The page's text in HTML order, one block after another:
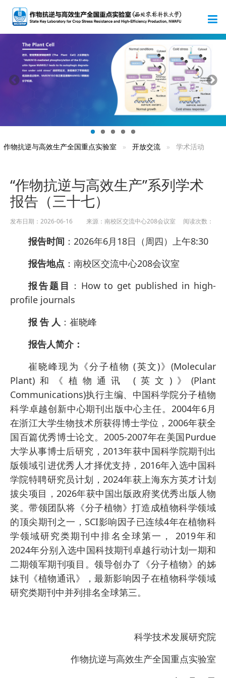
作物抗逆与高效生产全国重点实验室 开放交流 学术活动
“作物抗逆与高效生产”系列学术
报告（三十七）
发布日期：2026-06-16 来源：南校区交流中心208会议室 阅读次数：
报告时间 ：2026年6月18日（周四）上午8:30
报告地点 ：南校区交流中心208会议室
报告题目 ：How to get published in high-
profile journals
报 告 人 ：崔晓峰
报告人简介：
崔晓峰现为《分子植物 (英文)》(Molecular
Plant)和《植物通讯 (英文)》(Plant
Communications)执行主编、中国科学院分子植物
科学卓越创新中心期刊出版中心主任。2004年6月
在浙江大学生物技术所获得博士学位，2006年获全
国百篇优秀博士论文。2005-2007年在美国Purdue
大学从事博士后研究，2013年获中国科学院期刊出
版领域引进优秀人才择优支持，2016年入选中国科
学院特聘研究员计划，2024年获上海东方英才计划
拔尖项目，2026年获中国出版政府奖优秀出版人物
奖。带领团队将《分子植物》打造成植物科学领域
的顶尖期刊之一，SCI影响因子已连续4年在植物科
学领域研究类期刊中排名全球第一， 2019年和
2024年分别入选中国科技期刊卓越行动计划一期和
二期领军期刊项目。领导创办了《分子植物》的姊
妹刊《植物通讯》，最新影响因子在植物科学领域
研究类期刊中并列排名全球第三。
科学技术发展研究院
作物抗逆与高效生产全国重点实验室